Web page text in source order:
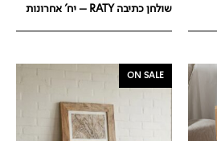
שולחן כתיבה RATY – יח' אחרונות
ON SALE